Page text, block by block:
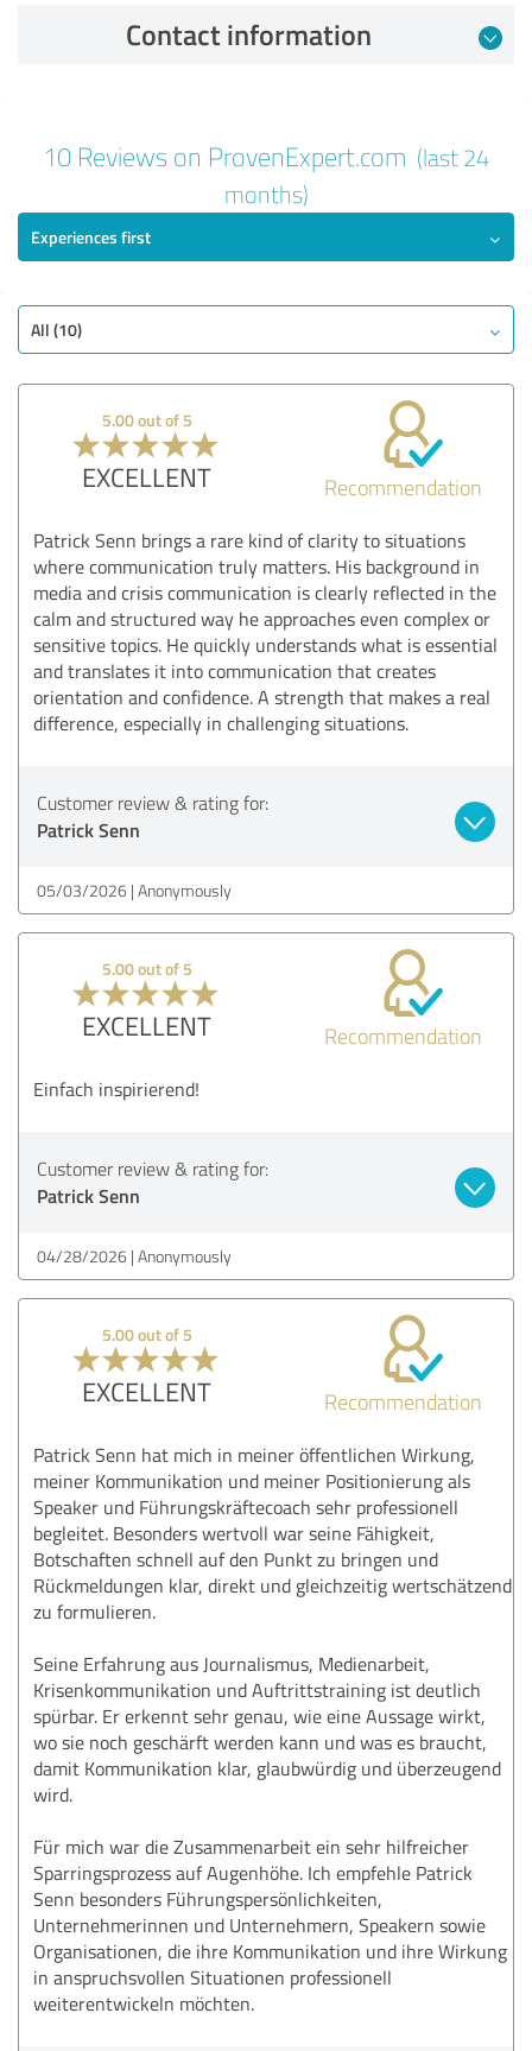
Contact information
EXCELLENT
Value
Services
Performance
Show rating
10 Reviews on ProvenExpert.com (last 24
months)
Experiences first
All (10)
5.00 out of 5
EXCELLENT Recommendation
Patrick Senn brings a rare kind of clarity to situations
where communication truly matters. His background in
media and crisis communication is clearly reflected in the
calm and structured way he approaches even complex or
sensitive topics. He quickly understands what is essential
and translates it into communication that creates
orientation and confidence. A strength that makes a real
difference, especially in challenging situations.
Customer review & rating for:
Patrick Senn
05/03/2026 Anonymously
5.00 out of 5
EXCELLENT Recommendation
Einfach inspirierend!
Customer review & rating for:
Patrick Senn
04/28/2026 Anonymously
5.00 out of 5
EXCELLENT Recommendation
Patrick Senn hat mich in meiner öffentlichen Wirkung,
meiner Kommunikation und meiner Positionierung als
Speaker und Führungskräftecoach sehr professionell
begleitet. Besonders wertvoll war seine Fähigkeit,
Botschaften schnell auf den Punkt zu bringen und
Rückmeldungen klar, direkt und gleichzeitig wertschätzend
zu formulieren.
Seine Erfahrung aus Journalismus, Medienarbeit,
Krisenkommunikation und Auftrittstraining ist deutlich
spürbar. Er erkennt sehr genau, wie eine Aussage wirkt,
wo sie noch geschärft werden kann und was es braucht,
damit Kommunikation klar, glaubwürdig und überzeugend
wird.
Für mich war die Zusammenarbeit ein sehr hilfreicher
Sparringsprozess auf Augenhöhe. Ich empfehle Patrick
Senn besonders Führungspersönlichkeiten,
Unternehmerinnen und Unternehmern, Speakern sowie
Organisationen, die ihre Kommunikation und ihre Wirkung
in anspruchsvollen Situationen professionell
weiterentwickeln möchten.